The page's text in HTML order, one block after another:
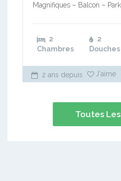
Magnifiques – Balcon –
2
Chambres
2
Douches
2 ans depuis J'aime
Toutes